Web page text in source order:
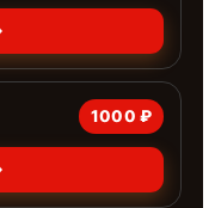
1000 ₽